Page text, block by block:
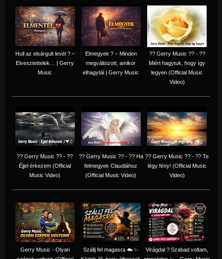
Hull az elsárgult levél ? –
Elvesztettelek… | Gerry
Music
Elmegyek ? – Minden
megváltozott, amikor
elhagytál | Gerry Music
?? Gerry Music ?? - ??
Miért hagytuk, hogy így
legyen (Official Music
Video)
?? Gerry Music ?? - ??
Éjjel érkezem (Official
Music Video)
?? Gerry Music ?? - ?? Ha
felmegyek Claudiához
(Official Music Video)
?? Gerry Music ?? - ?? Te
légy fény! (Official Music
Video)
Gerry Music - Olyan
Szállj fel magasra ☁️ ✨
Virágdal ? Szabad voltam,